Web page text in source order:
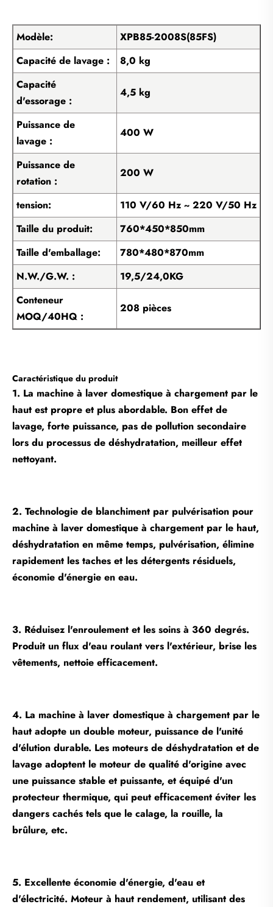
Modèle:
XPB85-2008S(85FS)
Capacité de lavage :
8,0 kg
Capacité
d'essorage :
4,5 kg
Puissance de
lavage :
400 W
Puissance de
rotation :
200 W
tension:
110 V/60 Hz ~ 220 V/50 Hz
Taille du produit:
760*450*850mm
Taille d'emballage:
780*480*870mm
N.W./G.W. :
19,5/24,0KG
Conteneur
MOQ/40HQ :
208 pièces
Caractéristique du produit
1. La machine à laver domestique à chargement par le
haut est propre et plus abordable. Bon effet de
lavage, forte puissance, pas de pollution secondaire
lors du processus de déshydratation, meilleur effet
nettoyant.
2. Technologie de blanchiment par pulvérisation pour
machine à laver domestique à chargement par le haut,
déshydratation en même temps, pulvérisation, élimine
rapidement les taches et les détergents résiduels,
économie d'énergie en eau.
3. Réduisez l'enroulement et les soins à 360 degrés.
Produit un flux d'eau roulant vers l'extérieur, brise les
vêtements, nettoie efficacement.
4. La machine à laver domestique à chargement par le
haut adopte un double moteur, puissance de l'unité
d'élution durable. Les moteurs de déshydratation et de
lavage adoptent le moteur de qualité d'origine avec
une puissance stable et puissante, et équipé d'un
protecteur thermique, qui peut efficacement éviter les
dangers cachés tels que le calage, la rouille, la
brûlure, etc.
5. Excellente économie d'énergie, d'eau et
d'électricité. Moteur à haut rendement, utilisant des